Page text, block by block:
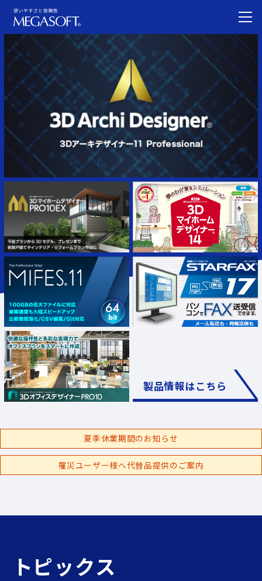
製品情報はこちら
夏季休業期間のお知らせ
罹災ユーザー様へ代替品提供のご案内
トピックス